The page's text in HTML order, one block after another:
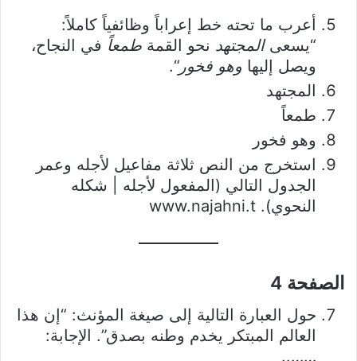
أعرب ما تحته خط إعراباً وظائفياً كاملاً:
“يسعىالمجتهد نحو القمة طمعاً في النجاح،
ويصل إليها وهو فخور“.
المجتهد
طمعاً
وهو فخور
استخرج من النص ثلاثة مفاعيل لأجله وعمر
الجدول التالي (المفعول لأجله | شكله
النحوي). www.najahni.t
الصفحة 4
حول العبارة التالية إلى صيغة المؤنث: “إن هذا
العالم المبتكر يخدم وطنه بصدق”. الإجابة:
……..